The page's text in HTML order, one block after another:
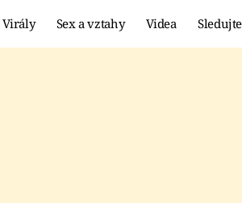
Virály Sex a vztahy Videa